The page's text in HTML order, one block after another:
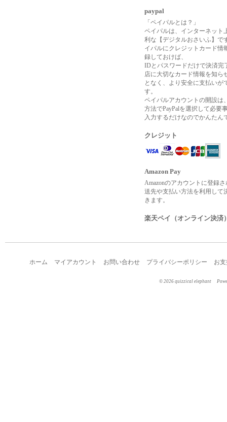
paypal
「ペイパルとは？」
ペイパルは、インターネット
利な【デジタルおさいふ】で
イパルにクレジットカード情
録しておけば、
IDとパスワードだけで決済完
店に大切なカード情報を知ら
となく、より安全に支払いが
す。
ペイパルアカウントの開設は
方法でPayPalを選択して必要
入力するだけなのでかんたん
クレジット
Amazon Pay
Amazonのアカウントに登録
送先や支払い方法を利用して
きます。
楽天ペイ（オンライン決済
ホーム マイアカウント お問い合わせ プライバシーポリシー お
©︎ 2026 quizzical elephant